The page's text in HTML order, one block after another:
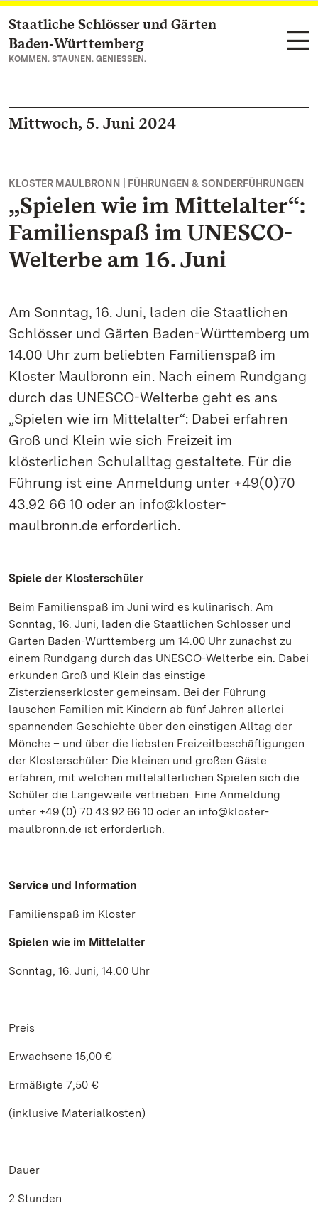
Zum Hauptinhalt springen
Staatliche Schlösser und Gärten
Baden‑Württemberg
KOMMEN. STAUNEN. GENIESSEN.
Mittwoch, 5. Juni 2024
KLOSTER MAULBRONN | FÜHRUNGEN & SONDERFÜHRUNGEN
„Spielen wie im Mittelalter“:
Familienspaß im UNESCO-
Welterbe am 16. Juni
Am Sonntag, 16. Juni, laden die Staatlichen
Schlösser und Gärten Baden-Württemberg um
14.00 Uhr zum beliebten Familienspaß im
Kloster Maulbronn ein. Nach einem Rundgang
durch das UNESCO-Welterbe geht es ans
„Spielen wie im Mittelalter“: Dabei erfahren
Groß und Klein wie sich Freizeit im
klösterlichen Schulalltag gestaltete. Für die
Führung ist eine Anmeldung unter +49(0)70
43.92 66 10 oder an info@kloster-
maulbronn.de erforderlich.
Spiele der Klosterschüler
Beim Familienspaß im Juni wird es kulinarisch: Am
Sonntag, 16. Juni, laden die Staatlichen Schlösser und
Gärten Baden-Württemberg um 14.00 Uhr zunächst zu
einem Rundgang durch das UNESCO-Welterbe ein. Dabei
erkunden Groß und Klein das einstige
Zisterzienserkloster gemeinsam. Bei der Führung
lauschen Familien mit Kindern ab fünf Jahren allerlei
spannenden Geschichte über den einstigen Alltag der
Mönche – und über die liebsten Freizeitbeschäftigungen
der Klosterschüler: Die kleinen und großen Gäste
erfahren, mit welchen mittelalterlichen Spielen sich die
Schüler die Langeweile vertrieben. Eine Anmeldung
unter +49 (0) 70 43.92 66 10 oder an info@kloster-
maulbronn.de ist erforderlich.
Service und Information
Familienspaß im Kloster
Spielen wie im Mittelalter
Sonntag, 16. Juni, 14.00 Uhr
Preis
Erwachsene 15,00 €
Ermäßigte 7,50 €
(inklusive Materialkosten)
Dauer
2 Stunden